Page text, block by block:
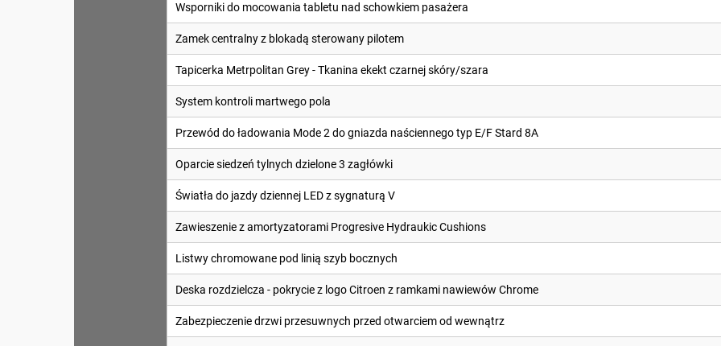
Wsporniki do mocowania tabletu nad schowkiem pasażera
Zamek centralny z blokadą sterowany pilotem
Tapicerka Metrpolitan Grey - Tkanina ekekt czarnej skóry/szara
System kontroli martwego pola
Przewód do ładowania Mode 2 do gniazda naściennego typ E/F Stard 8A
Oparcie siedzeń tylnych dzielone 3 zagłówki
Światła do jazdy dziennej LED z sygnaturą V
Zawieszenie z amortyzatorami Progresive Hydraukic Cushions
Listwy chromowane pod linią szyb bocznych
Deska rozdzielcza - pokrycie z logo Citroen z ramkami nawiewów Chrome
Zabezpieczenie drzwi przesuwnych przed otwarciem od wewnątrz